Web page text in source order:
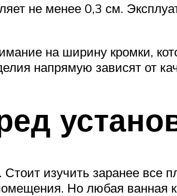
не менее 0,3 см.
на ширину кромки,
напрямую зависят от
изучить заранее все
Но любая ванная